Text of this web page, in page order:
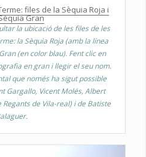
files de la Sèquia Roja i
Gran
la ubicació de les files de les
la Sèquia Roja (amb la línea
(en color blau). Fent clic en
en gran i llegir el seu nom.
que només ha sigut possible
Gargallo, Vicent Molés, Albert
de Vila-real) i de Batiste